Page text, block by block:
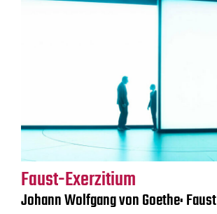
Faust-Exerzitium
Johann Wolfgang von Goethe: